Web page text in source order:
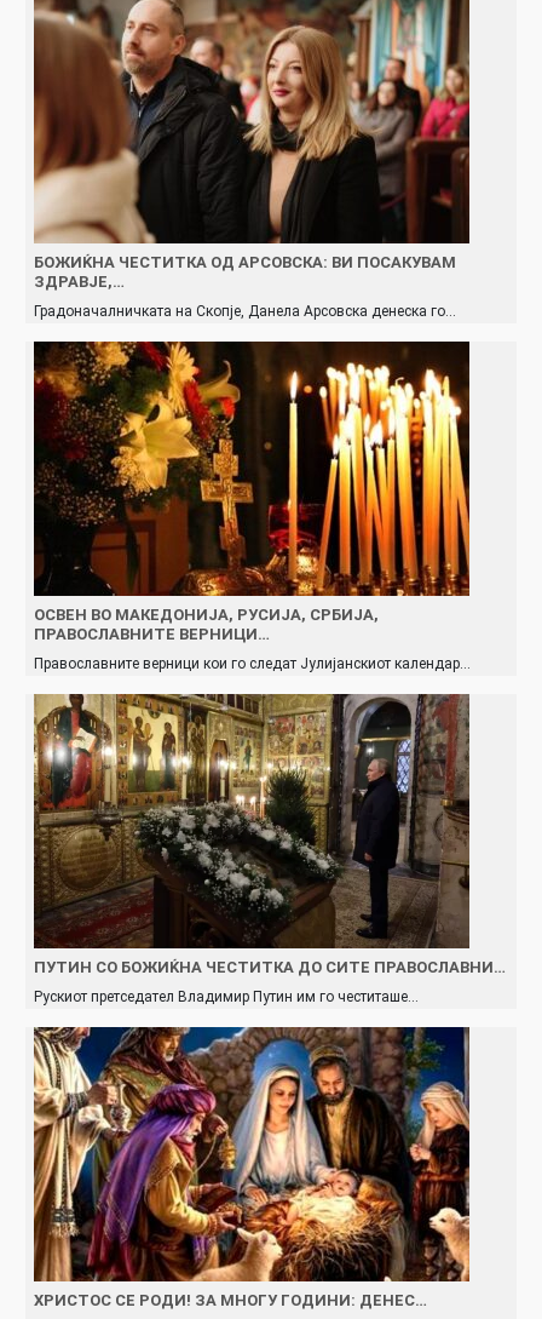
БОЖИЌНА ЧЕСТИТКА ОД АРСОВСКА: ВИ ПОСАКУВАМ
ЗДРАВЈЕ,…
Градоначалничката на Скопје, Данела Арсовска денеска го…
ОСВЕН ВО МАКЕДОНИЈА, РУСИЈА, СРБИЈА,
ПРАВОСЛАВНИТЕ ВЕРНИЦИ…
Православните верници кои го следат Јулијанскиот календар…
ПУТИН СО БОЖИЌНА ЧЕСТИТКА ДО СИТЕ ПРАВОСЛАВНИ…
Рускиот претседател Владимир Путин им го честиташе…
ХРИСТОС СЕ РОДИ! ЗА МНОГУ ГОДИНИ: ДЕНЕС…